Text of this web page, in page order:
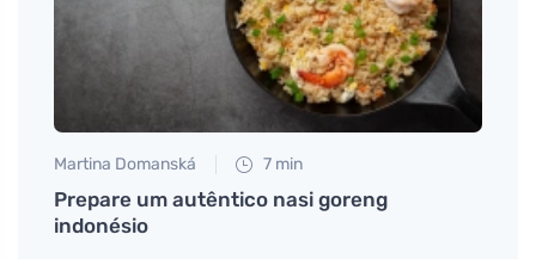
Martina Domanská 7 min
Prepare um autêntico nasi goreng
indonésio